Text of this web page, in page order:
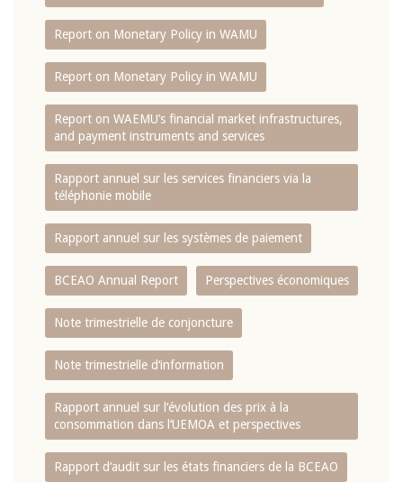
Report on Monetary Policy in WAMU
Report on Monetary Policy in WAMU
Report on WAEMU’s financial market infrastructures,
and payment instruments and services
Rapport annuel sur les services financiers via la
téléphonie mobile
Rapport annuel sur les systèmes de paiement
BCEAO Annual Report Perspectives économiques
Note trimestrielle de conjoncture
Note trimestrielle d‘information
Rapport annuel sur l‘évolution des prix à la
consommation dans l‘UEMOA et perspectives
Rapport d‘audit sur les états financiers de la BCEAO